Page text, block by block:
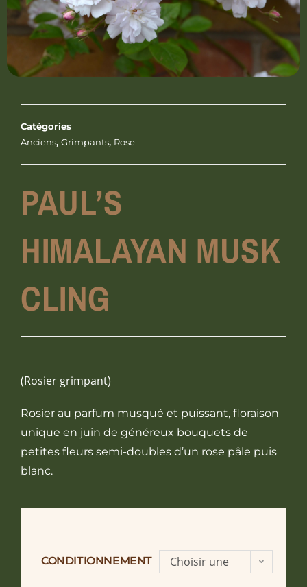
Catégories
Anciens, Grimpants, Rose
PAUL’S
HIMALAYAN MUSK
CLING
(Rosier grimpant)
Rosier au parfum musqué et puissant, floraison
unique en juin de généreux bouquets de
petites fleurs semi-doubles d’un rose pâle puis
blanc.
CONDITIONNEMENT
Choisir une